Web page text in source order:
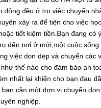
động đều ở trọ việc chuyển
xảy ra để tiện cho việc học
tiết kiệm tiền.Bạn đang có
đến nơi ở mới,một cuộc sống
việc dọn dẹp và chuyển các
thế nào cho đảm bảo an
nhất lại khiến cho bạn đau
bạn cần một đơn vị chuyển
nghiệp.